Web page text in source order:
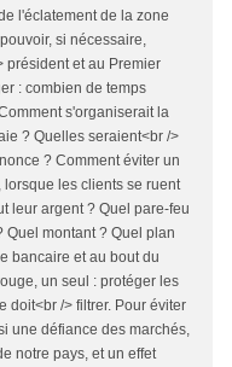
l'éclatement de la zone
si nécessaire,
président et au Premier
: combien de temps
s'organiserait la
? Quelles seraient<br />
? Comment éviter un
les clients se ruent
leur argent ? Quel pare-feu
Quel montant ? Quel plan
bancaire et au bout du
un seul : protéger les
doit<br /> filtrer. Pour éviter
une défiance des marchés,
notre pays, et un effet